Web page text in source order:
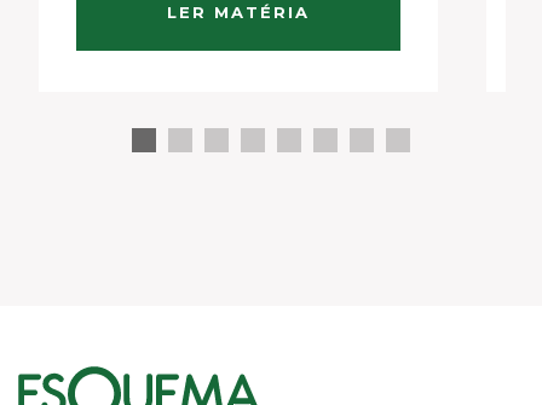
posicionamento urbano. Em
LER MATÉRIA